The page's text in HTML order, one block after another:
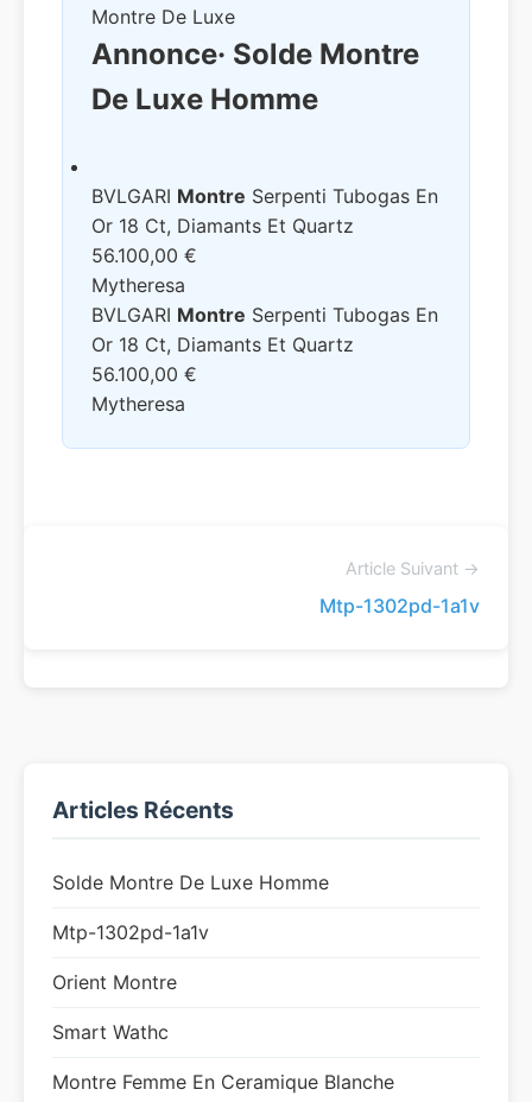
Montre De Luxe
Annonce· Solde Montre
De Luxe Homme
BVLGARI Montre Serpenti Tubogas En
Or 18 Ct, Diamants Et Quartz
56.100,00 €
Mytheresa
BVLGARI Montre Serpenti Tubogas En
Or 18 Ct, Diamants Et Quartz
56.100,00 €
Mytheresa
Article Suivant →
Mtp-1302pd-1a1v
Articles Récents
Solde Montre De Luxe Homme
Mtp-1302pd-1a1v
Orient Montre
Smart Wathc
Montre Femme En Ceramique Blanche